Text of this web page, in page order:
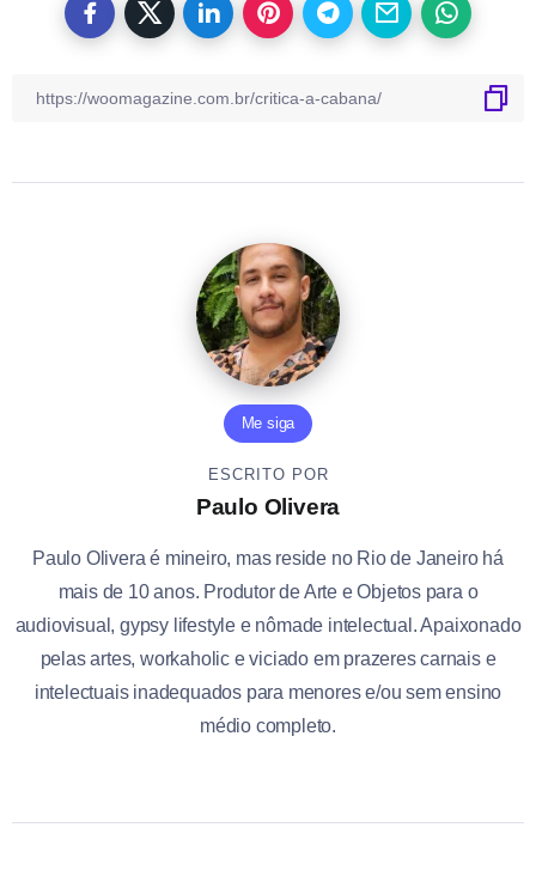
Me siga
ESCRITO POR
Paulo Olivera
Paulo Olivera é mineiro, mas reside no Rio de Janeiro há
mais de 10 anos. Produtor de Arte e Objetos para o
audiovisual, gypsy lifestyle e nômade intelectual. Apaixonado
pelas artes, workaholic e viciado em prazeres carnais e
intelectuais inadequados para menores e/ou sem ensino
médio completo.